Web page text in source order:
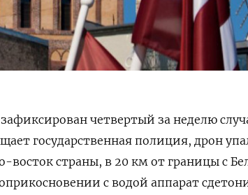
четвертый за неделю
государственная полиция, дрон
восток страны, в 20 км от границы с
с водой аппарат